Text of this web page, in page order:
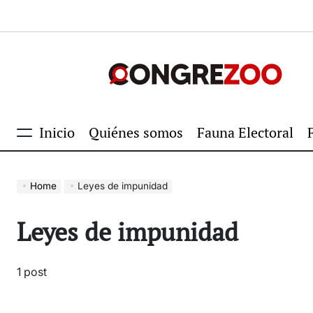
MenuInicio Quiénes somos Fauna Electoral
Home Leyes de impunidad
Leyes de impunidad
1 post